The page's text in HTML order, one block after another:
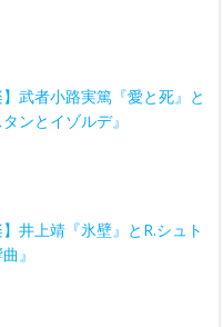
】武者小路実篤『愛と死』と
ンとイゾルデ』
井上靖『氷壁』とR.シュト
』